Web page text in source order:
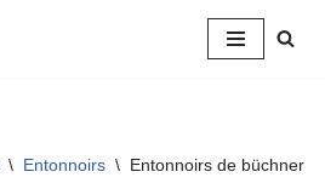
\ Entonnoirs \ Entonnoirs de büchner